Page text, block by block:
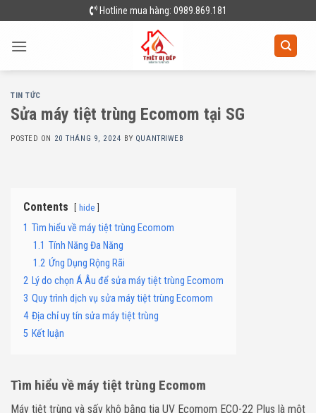
to
content
Hotline mua hàng: 0989.869.181
TIN TỨC
Sửa máy tiệt trùng Ecomom tại SG
POSTED ON 20 THÁNG 9, 2024 BY QUANTRIWEB
Contents hide
1 Tìm hiểu về máy tiệt trùng Ecomom
1.1 Tính Năng Đa Năng
1.2 Ứng Dụng Rộng Rãi
2 Lý do chọn Á Âu để sửa máy tiệt trùng Ecomom
3 Quy trình dịch vụ sửa máy tiệt trùng Ecomom
4 Địa chỉ uy tín sửa máy tiệt trùng
5 Kết luận
Tìm hiểu về máy tiệt trùng Ecomom
Máy tiệt trùng và sấy khô bằng tia UV Ecomom ECO-22 Plus là một